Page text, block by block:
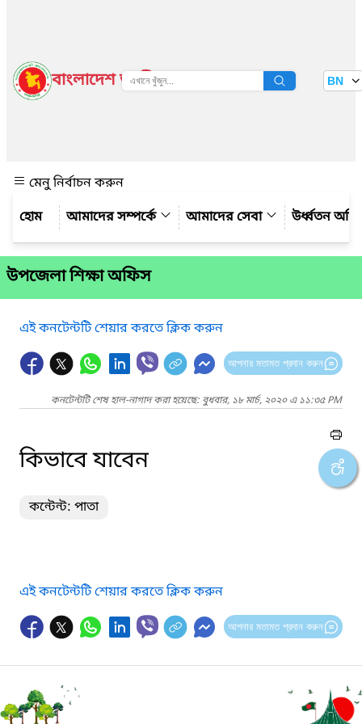
বাংলাদেশ জাতীয় তথ্য বাতায়ন BN
মেনু নির্বাচন করুন
আমাদের সম্পর্কে
আমাদের সেবা উর্ধ্বতন
উপজেলা শিক্ষা অফিস
এই কনটেন্টটি শেয়ার করতে ক্লিক করুন
আপনার মতামত প্রদান করুন
কনটেন্টটি শেষ হাল-নাগাদ করা হয়েছে: বুধবার, ১৮ মার্চ, ২০২০ এ ১১:৩৫ PM
কিভাবে যাবেন
কন্টেন্ট: পাতা
এই কনটেন্টটি শেয়ার করতে ক্লিক করুন
আপনার মতামত প্রদান করুন